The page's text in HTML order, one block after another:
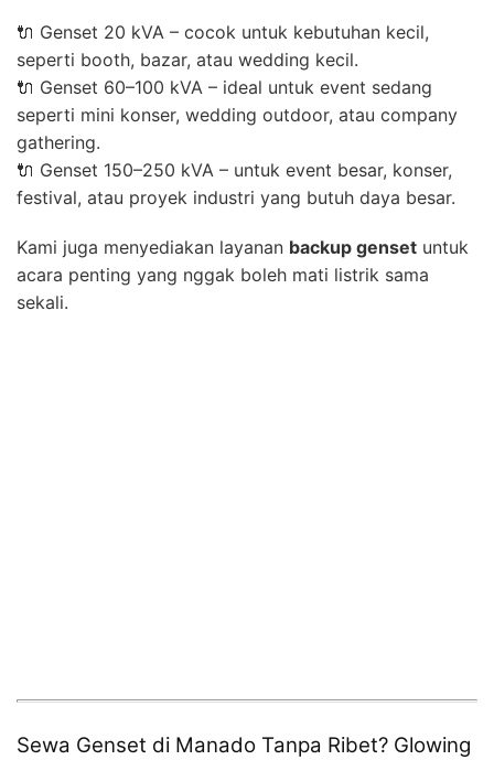
🔌 Genset 20 kVA – cocok untuk kebutuhan kecil,
seperti booth, bazar, atau wedding kecil.
🔌 Genset 60–100 kVA – ideal untuk event sedang
seperti mini konser, wedding outdoor, atau company
gathering.
🔌 Genset 150–250 kVA – untuk event besar, konser,
festival, atau proyek industri yang butuh daya besar.
Kami juga menyediakan layanan backup genset untuk
acara penting yang nggak boleh mati listrik sama
sekali.
Sewa Genset di Manado Tanpa Ribet? Glowing